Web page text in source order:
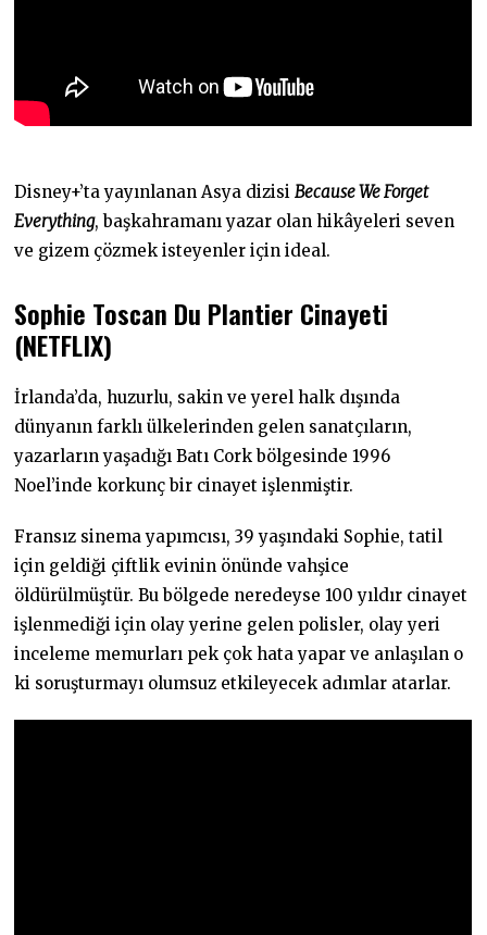
Disney+’ta yayınlanan Asya dizisiBecause We Forget
Everything, başkahramanı yazar olan hikâyeleri seven
ve gizem çözmek isteyenler için ideal.
Sophie Toscan Du Plantier Cinayeti
(NETFLIX)
İrlanda’da, huzurlu, sakin ve yerel halk dışında
dünyanın farklı ülkelerinden gelen sanatçıların,
yazarların yaşadığı Batı Cork bölgesinde 1996
Noel’inde korkunç bir cinayet işlenmiştir.
Fransız sinema yapımcısı, 39 yaşındaki Sophie, tatil
için geldiği çiftlik evinin önünde vahşice
öldürülmüştür. Bu bölgede neredeyse 100 yıldır cinayet
işlenmediği için olay yerine gelen polisler, olay yeri
inceleme memurları pek çok hata yapar ve anlaşılan o
ki soruşturmayı olumsuz etkileyecek adımlar atarlar.